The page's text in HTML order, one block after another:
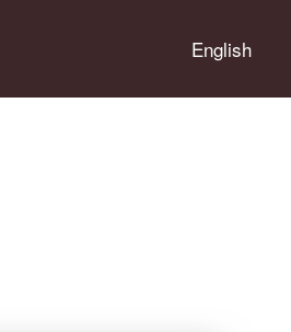
English